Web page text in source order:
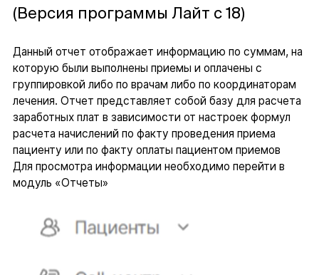
(Версия программы Лайт с 18)
Данный отчет отображает информацию по суммам, на
которую были выполнены приемы и оплачены с
группировкой либо по врачам либо по координаторам
лечения. Отчет представляет собой базу для расчета
заработных плат в зависимости от настроек формул
расчета начислений по факту проведения приема
пациенту или по факту оплаты пациентом приемов
Для просмотра информации необходимо перейти в
модуль «Отчеты»